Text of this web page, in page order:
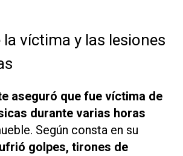
la víctima y las lesiones
aseguró que fue víctima de
durante varias horas
Según consta en su
golpes, tirones de